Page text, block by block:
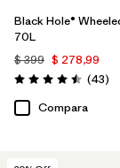
Black Hole®
70L
$ 399 $ 278,99
Valoración: 4.5 / 5
(43)
Compara